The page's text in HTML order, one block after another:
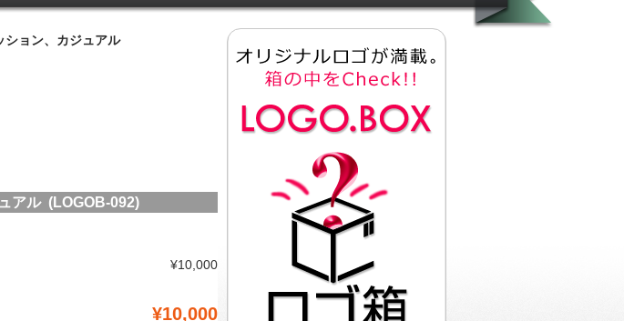
ション、カジュアル
アル (LOGOB-092)
¥10,000
¥10,000